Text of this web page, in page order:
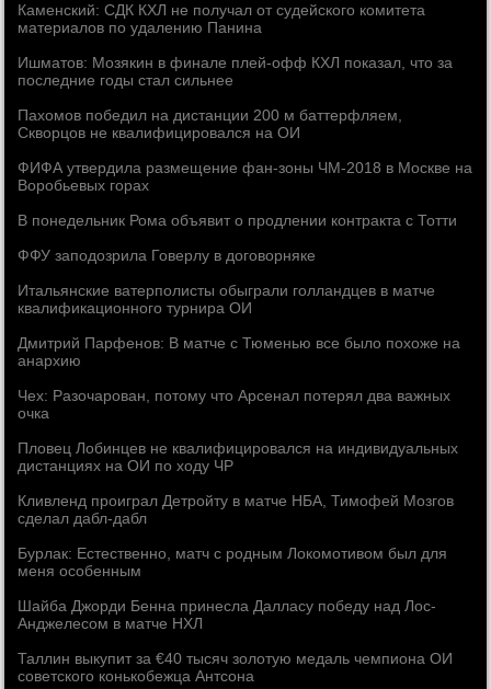
Каменский: СДК КХЛ не получал от судейского комитета
материалов по удалению Панина
Ишматов: Мозякин в финале плей-офф КХЛ показал, что за
последние годы стал сильнее
Пахомов победил на дистанции 200 м баттерфляем,
Скворцов не квалифицировался на ОИ
ФИФА утвердила размещение фан-зоны ЧМ-2018 в Москве на
Воробьевых горах
В понедельник Рома объявит о продлении контракта с Тотти
ФФУ заподозрила Говерлу в договорняке
Итальянские ватерполисты обыграли голландцев в матче
квалификационного турнира ОИ
Дмитрий Парфенов: В матче с Тюменью все было похоже на
анархию
Чех: Разочарован, потому что Арсенал потерял два важных
очка
Пловец Лобинцев не квалифицировался на индивидуальных
дистанциях на ОИ по ходу ЧР
Кливленд проиграл Детройту в матче НБА, Тимофей Мозгов
сделал дабл-дабл
Бурлак: Естественно, матч с родным Локомотивом был для
меня особенным
Шайба Джорди Бенна принесла Далласу победу над Лос-
Анджелесом в матче НХЛ
Таллин выкупит за €40 тысяч золотую медаль чемпиона ОИ
советского конькобежца Антсона